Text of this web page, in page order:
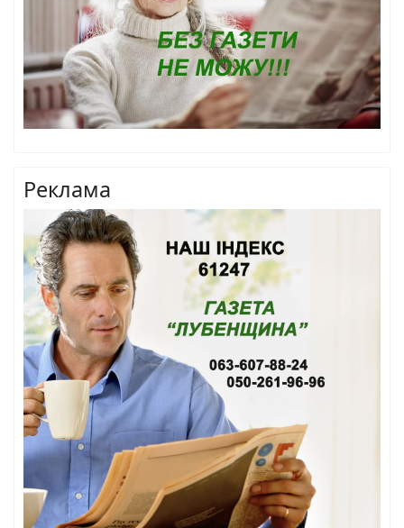
Реклама